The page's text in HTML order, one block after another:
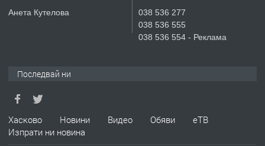
СГЛОБЯВАНЕ НА МЕБЕЛИ.
апартамент под наем в кв.
Анета Кутелова
038 536 277
038 536 555
038 536 554 - Реклама
Последвай ни
Хасково Новини Видео Обяви
еТВ
Изпрати ни новина